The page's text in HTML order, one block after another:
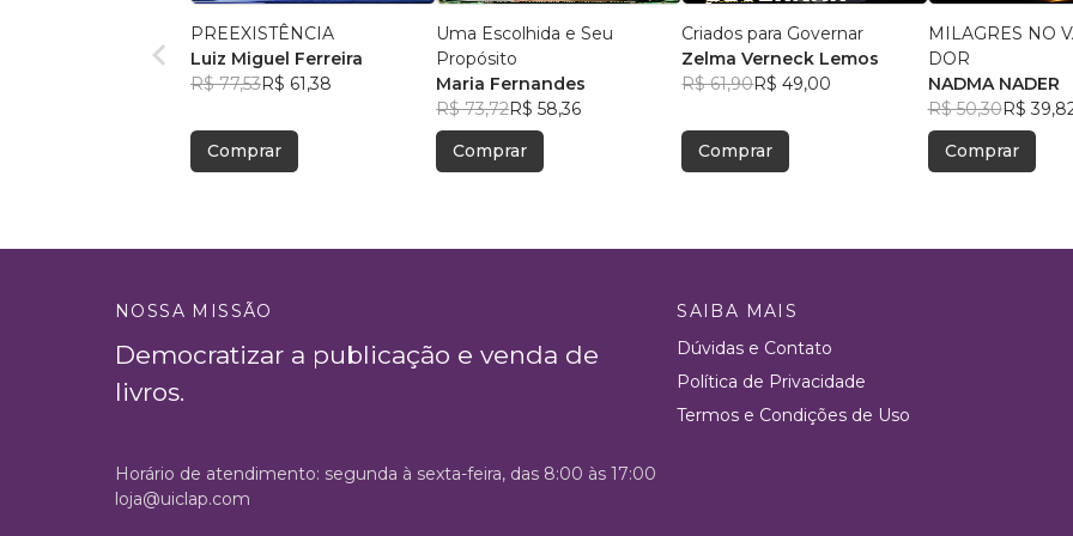
PREEXISTÊNCIA
Luiz Miguel Ferreira
R$ 77,53R$ 61,38
Comprar
Uma Escolhida e Seu
Propósito
Maria Fernandes
R$ 73,72R$ 58,36
Comprar
Criados para Governar
Zelma Verneck Lemos
R$ 61,90R$ 49,00
Comprar
MILAGRES NO
DOR
NADMA NADER
R$ 50,30R$
Comprar
NOSSA MISSÃO
Democratizar a publicação e venda de
livros.
SAIBA MAIS
Dúvidas e Contato
Política de Privacidade
Termos e Condições de Uso
Horário de atendimento: segunda à sexta-feira, das 8:00 às 17:00
loja@uiclap.com